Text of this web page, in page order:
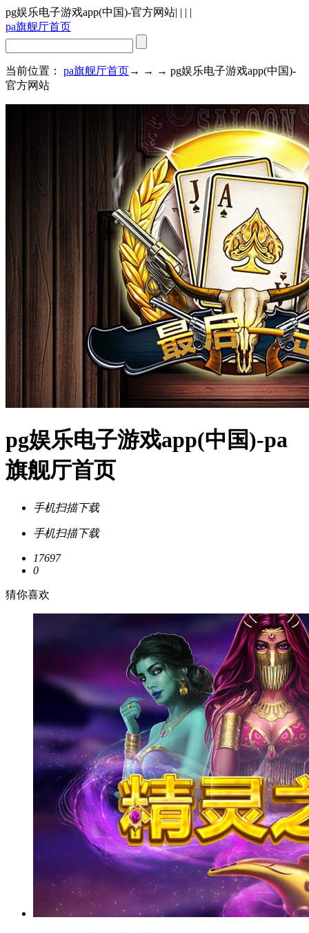
pg娱乐电子游戏app(中国)-官方网站| | | |
pa旗舰厅首页
当前位置： pa旗舰厅首页→ → → pg娱乐电子游戏app(中国)-
官方网站
pg娱乐电子游戏app(中国)-pa
旗舰厅首页
手机扫描下载
手机扫描下载
17697
0
猜你喜欢